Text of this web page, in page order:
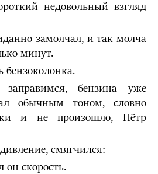
недовольный взгляд
замолчал, и так молча
минут.
бензоколонка.
бензина уже
обычным тоном, словно
и не произошло, Пётр
смягчился:
он скорость.